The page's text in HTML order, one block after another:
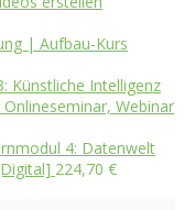
| Aufbau-Kurs
Künstliche Intelligenz
Webinar
4: Datenwelt
224,70 €